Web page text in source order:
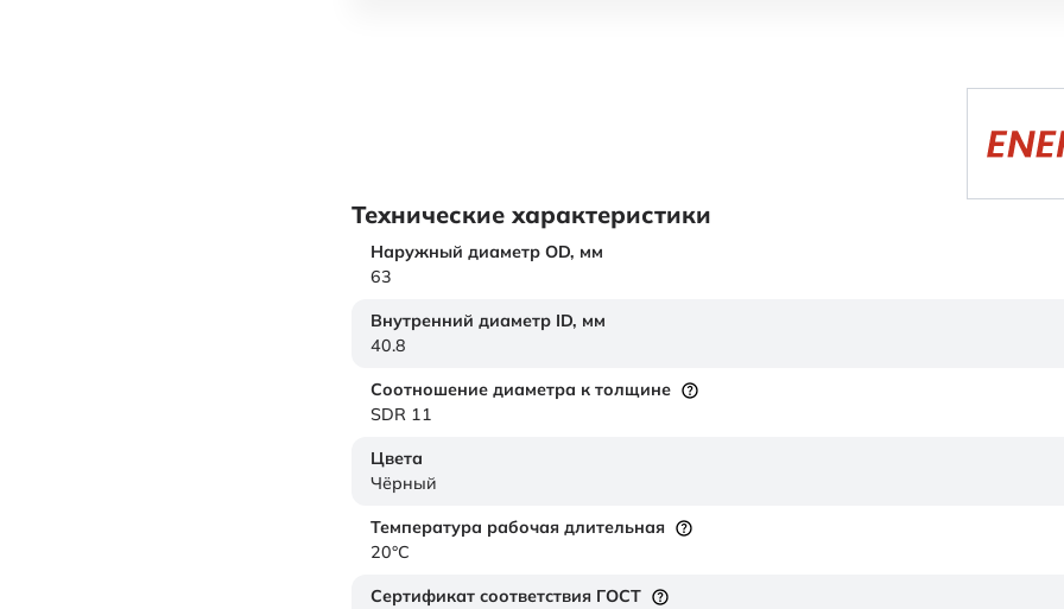
Технические характеристики
Наружный диаметр OD, мм
63
Внутренний диаметр ID, мм
40.8
Соотношение диаметра к толщине
SDR 11
Цвета
Чёрный
Температура рабочая длительная
20°C
Сертификат соответствия ГОСТ